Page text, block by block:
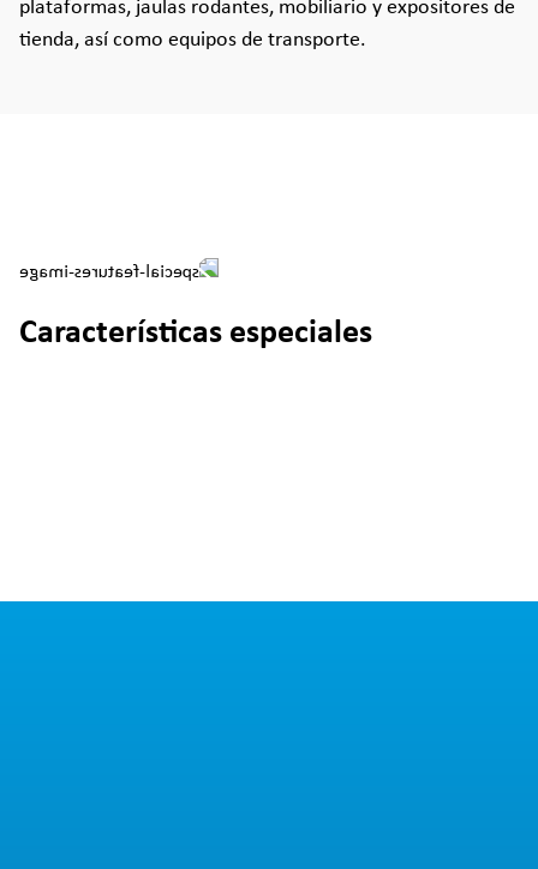
plataformas, jaulas rodantes, mobiliario y expositores de
tienda, así como equipos de transporte.
Características especiales